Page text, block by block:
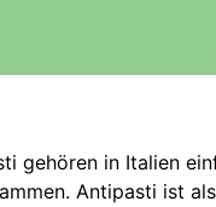
gehören in Italien
Antipasti ist